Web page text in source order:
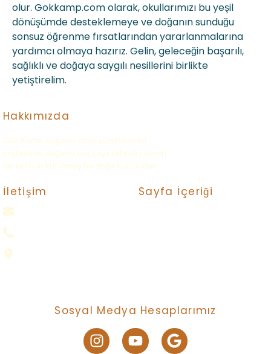
olur. Gokkamp.com olarak, okullarımızı bu yeşil
dönüşümde desteklemeye ve doğanın sunduğu
sonsuz öğrenme fırsatlarından yararlanmalarına
yardımcı olmaya hazırız. Gelin, geleceğin başarılı,
sağlıklı ve doğaya saygılı nesillerini birlikte
yetiştirelim.
Hakkımızda
Gök Kamp, doğanın eşsiz güzelliklerini
keşfetmek, doğayla baş başa kalmak isteyen
herkes için kurulmuş bir doğa kulübüdür.
İletişim Sayfa İçeriği
Sosyal Medya Hesaplarımız